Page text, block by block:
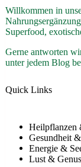
Willkommen in
Superfood,
Gerne antworten
unter jedem Blog
Quick Links
Heilpflanzen
Gesundheit
Energie &
Lust &